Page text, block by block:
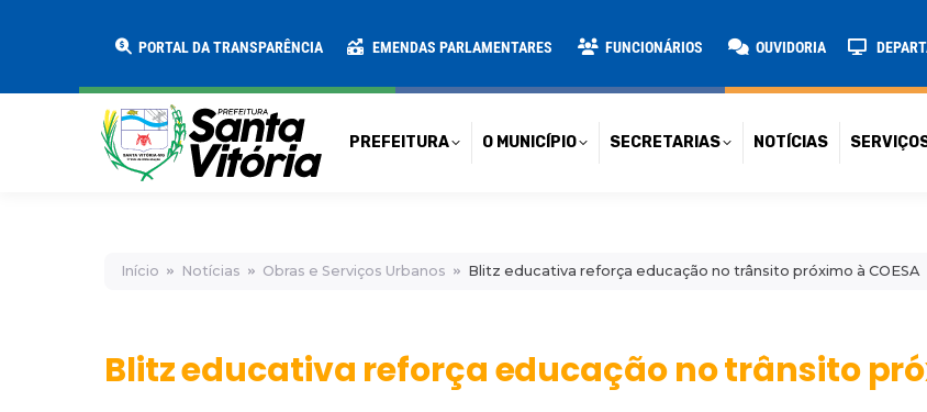
PORTAL DA TRANSPARÊNCIA EMENDAS PARLAMENTARES FUNCIONÁRIOS OUVIDORIA
PREFEITURA O MUNICÍPIO SECRETARIAS NOTÍCIAS
Início Notícias Obras e Serviços Urbanos Blitz educativa reforça educação no trânsito próximo à COESA
Blitz educativa reforça educação no trânsito